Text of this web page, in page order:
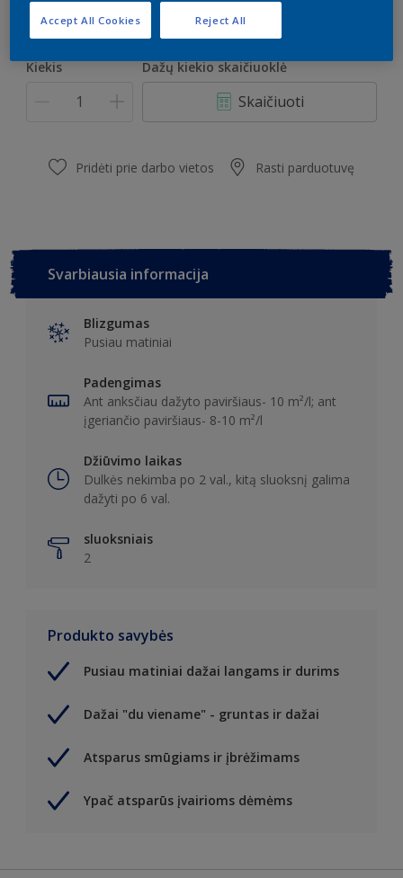
0.5
Kiekis Dažų kiekio skaičiuoklė
Skaičiuoti
Pridėti prie darbo vietos Rasti parduotuvę
Svarbiausia informacija
Blizgumas
Pusiau matiniai
Padengimas
Ant anksčiau dažyto paviršiaus- 10 m²/l; ant
įgeriančio paviršiaus- 8-10 m²/l
Džiūvimo laikas
Dulkės nekimba po 2 val., kitą sluoksnį galima
dažyti po 6 val.
sluoksniais
2
Produkto savybės
Pusiau matiniai dažai langams ir durims
Dažai "du viename" - gruntas ir dažai
Atsparus smūgiams ir įbrėžimams
Ypač atsparūs įvairioms dėmėms
Reject All
Accept All Cookies